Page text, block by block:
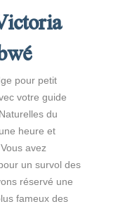
pour petit
votre guide
du
heure et
avez
un survol des
réservé une
fameux des